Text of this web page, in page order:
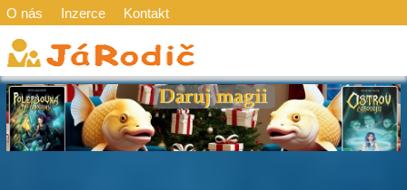
O nás Inzerce Kontakt